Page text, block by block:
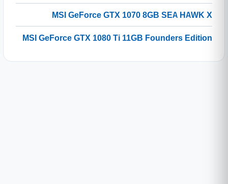
MSI GeForce GTX 1070 8GB SEA HAWK X
MSI GeForce GTX 1080 Ti 11GB Founders Edition